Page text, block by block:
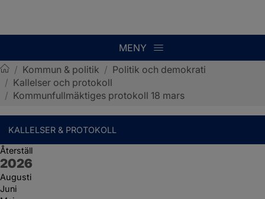
MENY
Sotenäs kommun
/ Kommun & politik / Politik och demokrati
/ Kallelser och protokoll
/ Kommunfullmäktiges protokoll 18 mars
KALLELSER & PROTOKOLL
Återställ
År:
2026
Augusti
Juni